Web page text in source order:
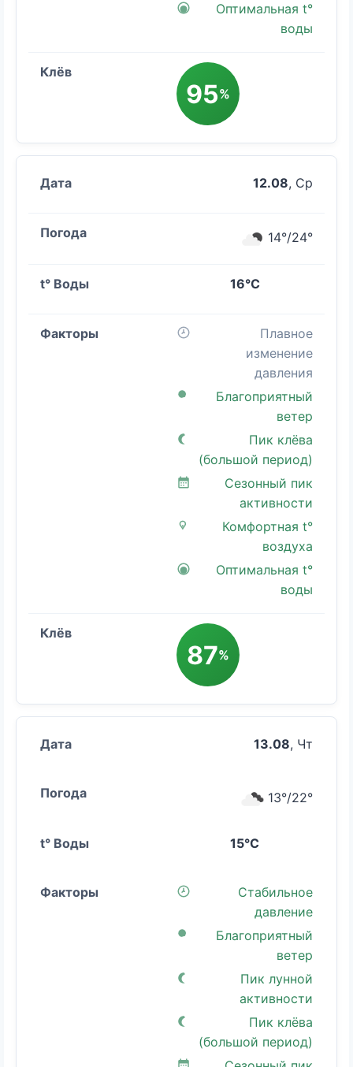
Оптимальная t°
воды
95%
12.08, Ср
14°/24°
16°C
Плавное
изменение
давления
Благоприятный
ветер
Пик клёва
(большой период)
Сезонный пик
активности
Комфортная t°
воздуха
Оптимальная t°
воды
87%
13.08, Чт
13°/22°
15°C
Стабильное
давление
Благоприятный
ветер
Пик лунной
активности
Пик клёва
(большой период)